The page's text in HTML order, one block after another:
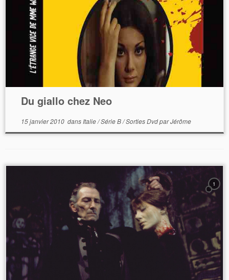
Du giallo chez Neo
15 janvier 2010dans Italie/Série B/Sorties DvdparJérôme
1